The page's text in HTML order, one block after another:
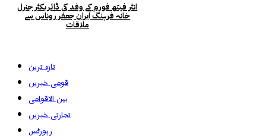
انٹر فیتھ فورم کے وفد کی ڈائریکٹر جنرل
خانہ فرہنگ ایران جعفر روناس سے
ملاقات
تازہ ترین
قومی خبریں
بین الاقوامی
تجارتی خبریں
رپورٹس